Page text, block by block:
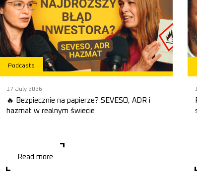
Podcasts
17 July 2026
🔥 Bezpiecznie na papierze? SEVESO, ADR i
hazmat w realnym świecie
Read more